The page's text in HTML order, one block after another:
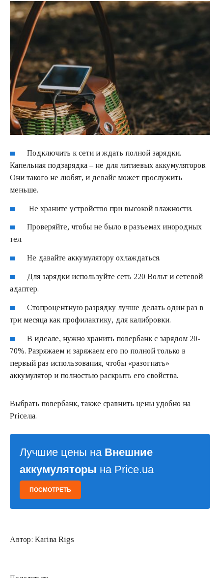
Подключить к сети и ждать полной зарядки.
Капельная подзарядка – не для литиевых аккумуляторов.
Они такого не любят, и девайс может прослужить
меньше.
Не храните устройство при высокой влажности.
Проверяйте, чтобы не было в разъемах инородных
тел.
Не давайте аккумулятору охлаждаться.
Для зарядки используйте сеть 220 Вольт и сетевой
адаптер.
Стопроцентную разрядку лучше делать один раз в
три месяца как профилактику, для калибровки.
В идеале, нужно хранить повербанк с зарядом 20-
70%. Разряжаем и заряжаем его по полной только в
первый раз использования, чтобы «разогнать»
аккумулятор и полностью раскрыть его свойства.
Выбрать повербанк, также сравнить цены удобно на
Price.ua.
Лучшие цены на Внешние
аккумуляторы на Price.ua
ПОСМОТРЕТЬ
Автор: Karina Rigs